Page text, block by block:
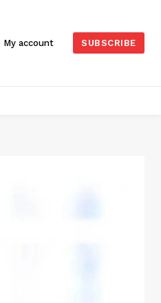
My account SUBSCRIBE